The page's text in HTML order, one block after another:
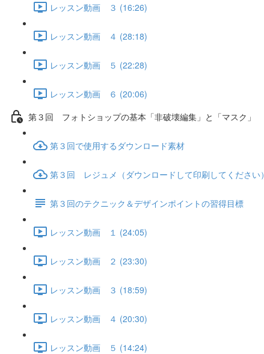
レッスン動画 ３ (16:26)
レッスン動画 ４ (28:18)
レッスン動画 ５ (22:28)
レッスン動画 ６ (20:06)
第３回 フォトショップの基本「非破壊編集」と「マスク」
第３回で使用するダウンロード素材
第３回 レジュメ（ダウンロードして印刷してください）
第３回のテクニック＆デザインポイントの習得目標
レッスン動画 １ (24:05)
レッスン動画 ２ (23:30)
レッスン動画 ３ (18:59)
レッスン動画 ４ (20:30)
レッスン動画 ５ (14:24)